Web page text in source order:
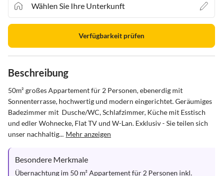
Verfügbarkeit prüfen
Beschreibung
50m² großes Appartement für 2 Personen, ebenerdig mit
Sonnenterrasse, hochwertig und modern eingerichtet. Geräumiges
Badezimmer mit  Dusche/WC, Schlafzimmer, Küche mit Esstisch
und edler Wohnecke, Flat TV und W-Lan. Exklusiv - Sie teilen sich
unser nachhaltig... Mehr anzeigen
Besondere Merkmale
Übernachtung im 50 m² Appartement für 2 Personen inkl.